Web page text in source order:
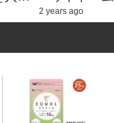
2 years ago